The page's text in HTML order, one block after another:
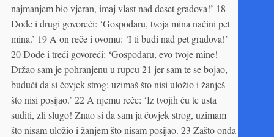
najmanjem bio vjeran, imaj vlast nad deset gradova!’ 18
Dođe i drugi govoreći: ‘Gospodaru, tvoja mina načini pet
mina.’ 19 A on reče i ovomu: ‘I ti budi nad pet gradova!’
20 Dođe i treći govoreći: ‘Gospodaru, evo tvoje mine!
Držao sam je pohranjenu u rupcu 21 jer sam te se bojao,
budući da si čovjek strog: uzimaš što nisi uložio i žanješ
što nisi posijao.’ 22 A njemu reče: ‘Iz tvojih ću te usta
suditi, zli slugo! Znao si da sam ja čovjek strog, uzimam
što nisam uložio i žanjem što nisam posijao. 23 Zašto onda